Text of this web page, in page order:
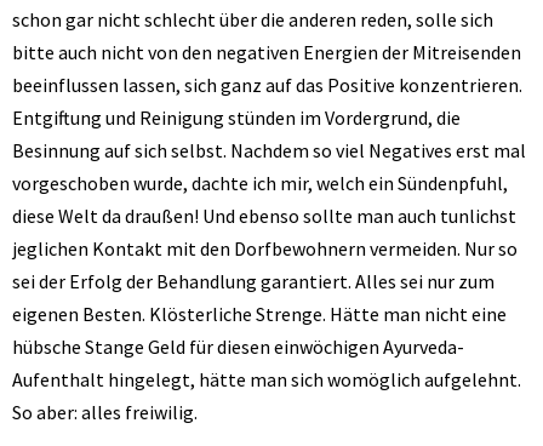
schon gar nicht schlecht über die anderen reden, solle sich
bitte auch nicht von den negativen Energien der Mitreisenden
beeinflussen lassen, sich ganz auf das Positive konzentrieren.
Entgiftung und Reinigung stünden im Vordergrund, die
Besinnung auf sich selbst. Nachdem so viel Negatives erst mal
vorgeschoben wurde, dachte ich mir, welch ein Sündenpfuhl,
diese Welt da draußen! Und ebenso sollte man auch tunlichst
jeglichen Kontakt mit den Dorfbewohnern vermeiden. Nur so
sei der Erfolg der Behandlung garantiert. Alles sei nur zum
eigenen Besten. Klösterliche Strenge. Hätte man nicht eine
hübsche Stange Geld für diesen einwöchigen Ayurveda-
Aufenthalt hingelegt, hätte man sich womöglich aufgelehnt.
So aber: alles freiwilig.